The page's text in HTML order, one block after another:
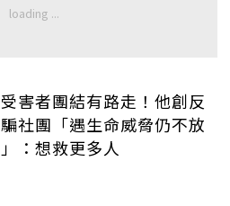
害者團結有路走！他創反
社團「遇生命威脅仍不放
：想救更多人